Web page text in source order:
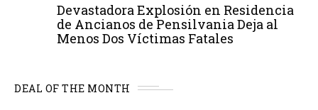
Devastadora Explosión en Residencia
de Ancianos de Pensilvania Deja al
Menos Dos Víctimas Fatales
DEAL OF THE MONTH